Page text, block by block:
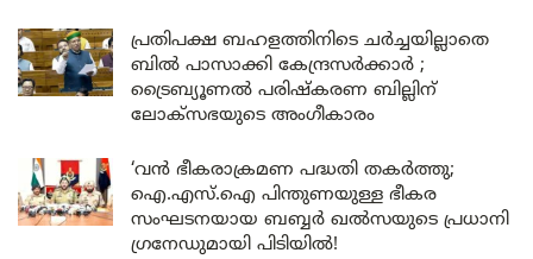
പ്രതിപക്ഷ ബഹളത്തിനിടെ ചർച്ചയില്ലാതെ
ബിൽ പാസാക്കി കേന്ദ്രസർക്കാർ ;
ട്രൈബ്യൂണൽ പരിഷ്കരണ ബില്ലിന്
ലോക്‌സഭയുടെ അംഗീകാരം
‘വൻ ഭീകരാക്രമണ പദ്ധതി തകർത്തു;
ഐ.എസ്.ഐ പിന്തുണയുള്ള ഭീകര
സംഘടനയായ ബബ്ബർ ഖൽസയുടെ പ്രധാനി
ഗ്രനേഡുമായി പിടിയിൽ!